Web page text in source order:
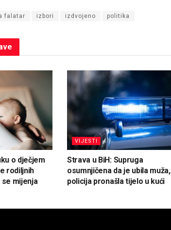
falatar izbori izdvojeno politika
o dječjem
rodiljnih
se mijenja
VIJESTI
Strava u BiH: Supruga
osumnjičena da je ubila muža,
policija pronašla tijelo u kući